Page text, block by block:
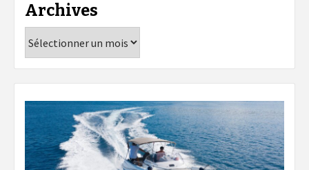
Archives